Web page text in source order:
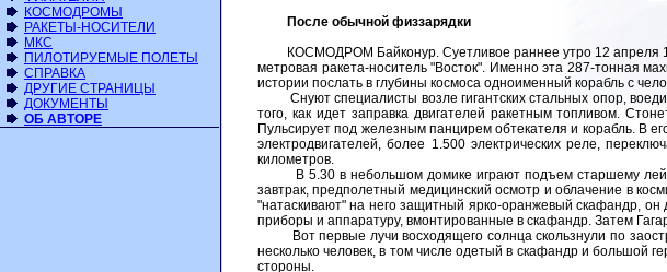
КОСМОДРОМЫ
РАКЕТЫ-НОСИТЕЛИ
МКС
ПИЛОТИРУЕМЫЕ ПОЛЕТЫ
СПРАВКА
ДРУГИЕ СТРАНИЦЫ
ДОКУМЕНТЫ
ОБ АВТОРЕ
После обычной физзарядки
КОСМОДРОМ Байконур. Суетливое раннее утро 12 апреля
метровая ракета-носитель "Восток". Именно эта 287-тонная
истории послать в глубины космоса одноименный корабль с
Снуют специалисты возле гигантских стальных опор,
того, как идет заправка двигателей ракетным топливом.
Пульсирует под железным панцирем обтекателя и корабль. В
электродвигателей, более 1.500 электрических реле,
километров.
В 5.30 в небольшом домике играют подъем старшему
завтрак, предполетный медицинский осмотр и облачение в
"натаскивают" на него защитный ярко-оранжевый скафандр, он
приборы и аппаратуру, вмонтированные в скафандр. Затем
Вот первые лучи восходящего солнца скользнули по
несколько человек, в том числе одетый в скафандр и большой
стороны.